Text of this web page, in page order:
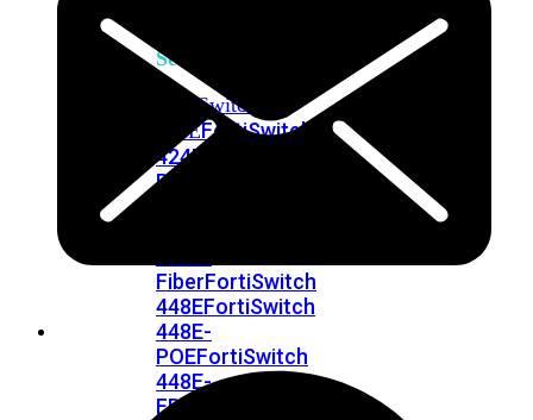
Series
FortiSwitch
424EFortiSwitch
424E-
POE
FiberFortiSwitch
448EFortiSwitch
448E-
POEFortiSwitch
448E-
FPOE